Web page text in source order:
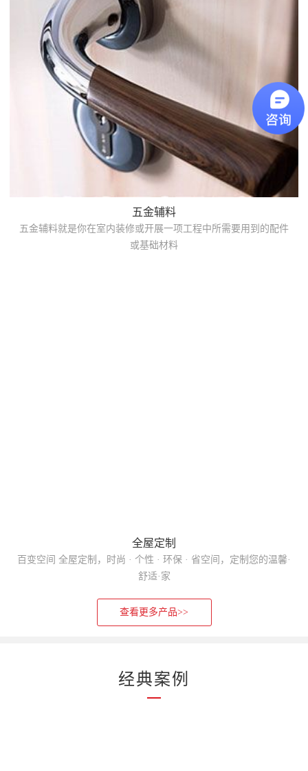
五金辅料
五金辅料就是你在室内装修或开展一项工程中所需要用到的配件
或基础材料
全屋定制
百变空间 全屋定制，时尚 · 个性 · 环保 · 省空间，定制您的温馨·
舒适·家
查看更多产品>>
经典案例